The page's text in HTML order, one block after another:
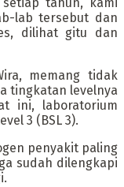
lab tersebut dan
dilihat gitu dan
memang tidak
tingkatan levelnya
ini, laboratorium
3 (BSL 3).
penyakit paling
sudah dilengkapi